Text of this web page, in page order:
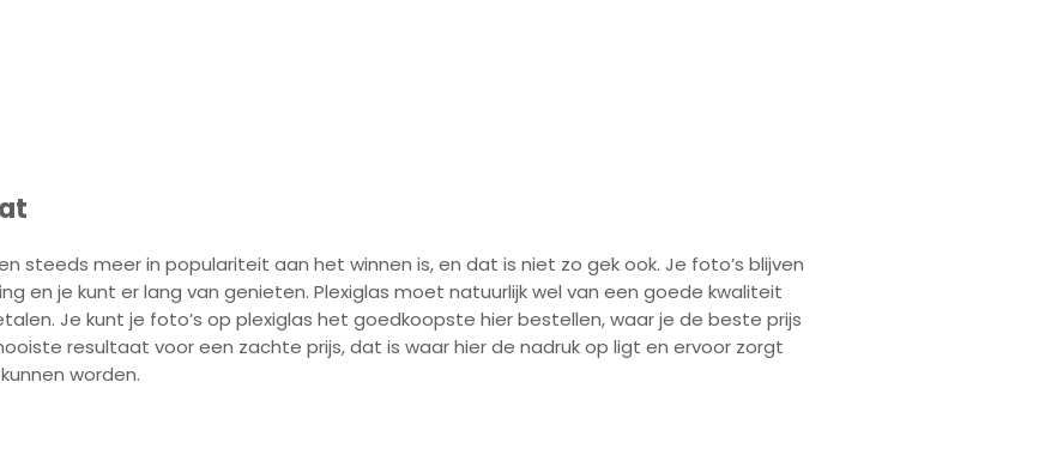
steeds meer in populariteit aan het winnen is, en dat is niet zo gek ook. Je foto’s blijven
en je kunt er lang van genieten. Plexiglas moet natuurlijk wel van een goede kwaliteit
Je kunt je foto’s op plexiglas het goedkoopste hier bestellen, waar je de beste prijs
resultaat voor een zachte prijs, dat is waar hier de nadruk op ligt en ervoor zorgt
worden.